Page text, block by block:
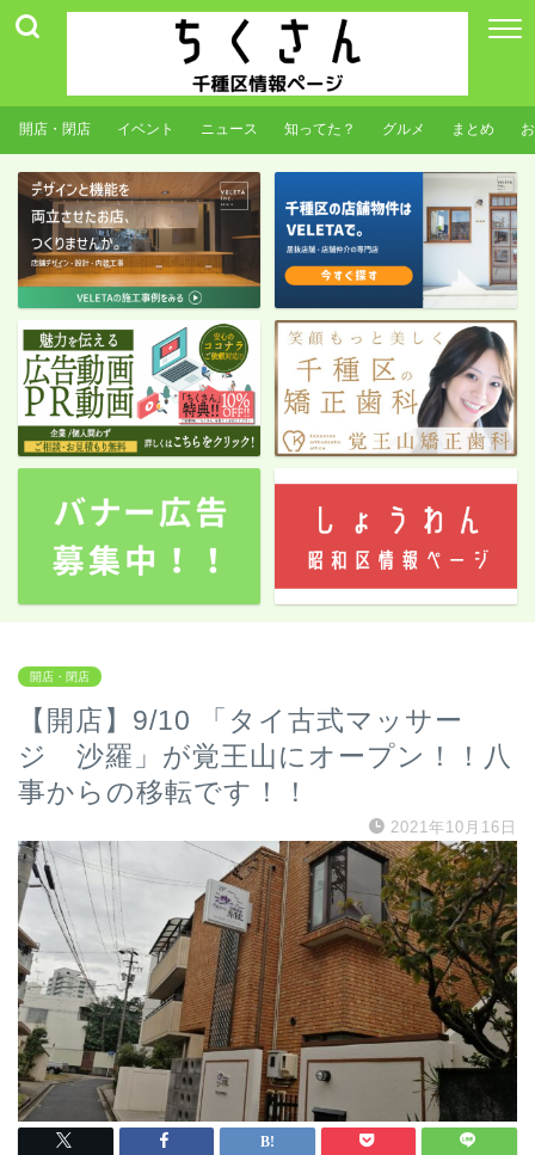
開店・閉店 イベント ニュース 知ってた？ グルメ まとめ
開店・閉店
【開店】9/10 「タイ古式マッサー
ジ 沙羅」が覚王山にオープン！！八
事からの移転です！！
2021年10月16日